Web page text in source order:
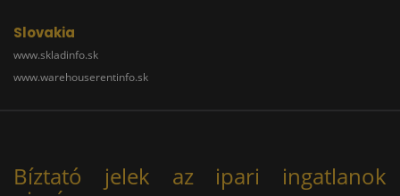
Slovakia
www.skladinfo.sk
www.warehouserentinfo.sk
Bíztató jelek az ipari ingatlanok